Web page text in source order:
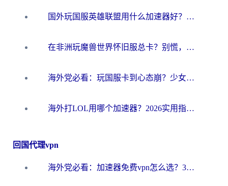
国外玩国服英雄联盟用什么加速器好？海外党亲测有效的国服游戏加速指南
在非洲玩魔兽世界怀旧服总卡？别慌，这份指南帮你丝滑开荒
海外党必看：玩国服卡到心态崩？少女前线云图计划加速器免费推荐+碧蓝航线足球世界流畅攻略
海外打LOL用哪个加速器？2026实用指南：从延迟到设备适配，一篇解决你的国服游戏痛点
回国代理vpn
海外党必看：加速器免费vpn怎么选？3步教你无缝访问国内资源